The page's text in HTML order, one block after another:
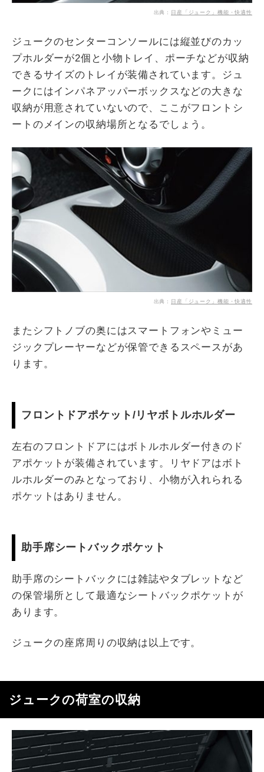
出典： 日産「ジューク」機能・快適性
ジュークのセンターコンソールには縦並びのカッ
プホルダーが2個と小物トレイ、ポーチなどが収納
できるサイズのトレイが装備されています。ジュ
ークにはインパネアッパーボックスなどの大きな
収納が用意されていないので、ここがフロントシ
ートのメインの収納場所となるでしょう。
出典： 日産「ジューク」機能・快適性
またシフトノブの奥にはスマートフォンやミュー
ジックプレーヤーなどが保管できるスペースがあ
ります。
フロントドアポケット/リヤボトルホルダー
左右のフロントドアにはボトルホルダー付きのド
アポケットが装備されています。リヤドアはボト
ルホルダーのみとなっており、小物が入れられる
ポケットはありません。
助手席シートバックポケット
助手席のシートバックには雑誌やタブレットなど
の保管場所として最適なシートバックポケットが
あります。
ジュークの座席周りの収納は以上です。
ジュークの荷室の収納